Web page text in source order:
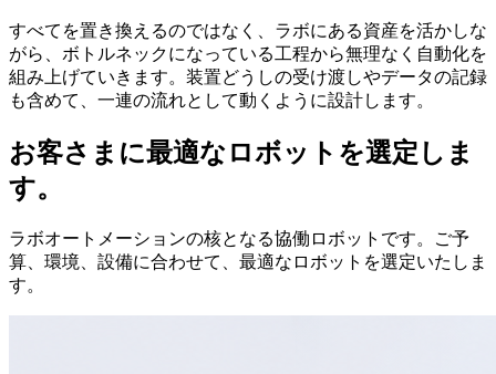
すべてを置き換えるのではなく、ラボにある資産を活かしな
がら、ボトルネックになっている工程から無理なく自動化を
組み上げていきます。装置どうしの受け渡しやデータの記録
も含めて、一連の流れとして動くように設計します。
お客さまに最適なロボットを選定しま
す。
ラボオートメーションの核となる協働ロボットです。ご予
算、環境、設備に合わせて、最適なロボットを選定いたしま
す。